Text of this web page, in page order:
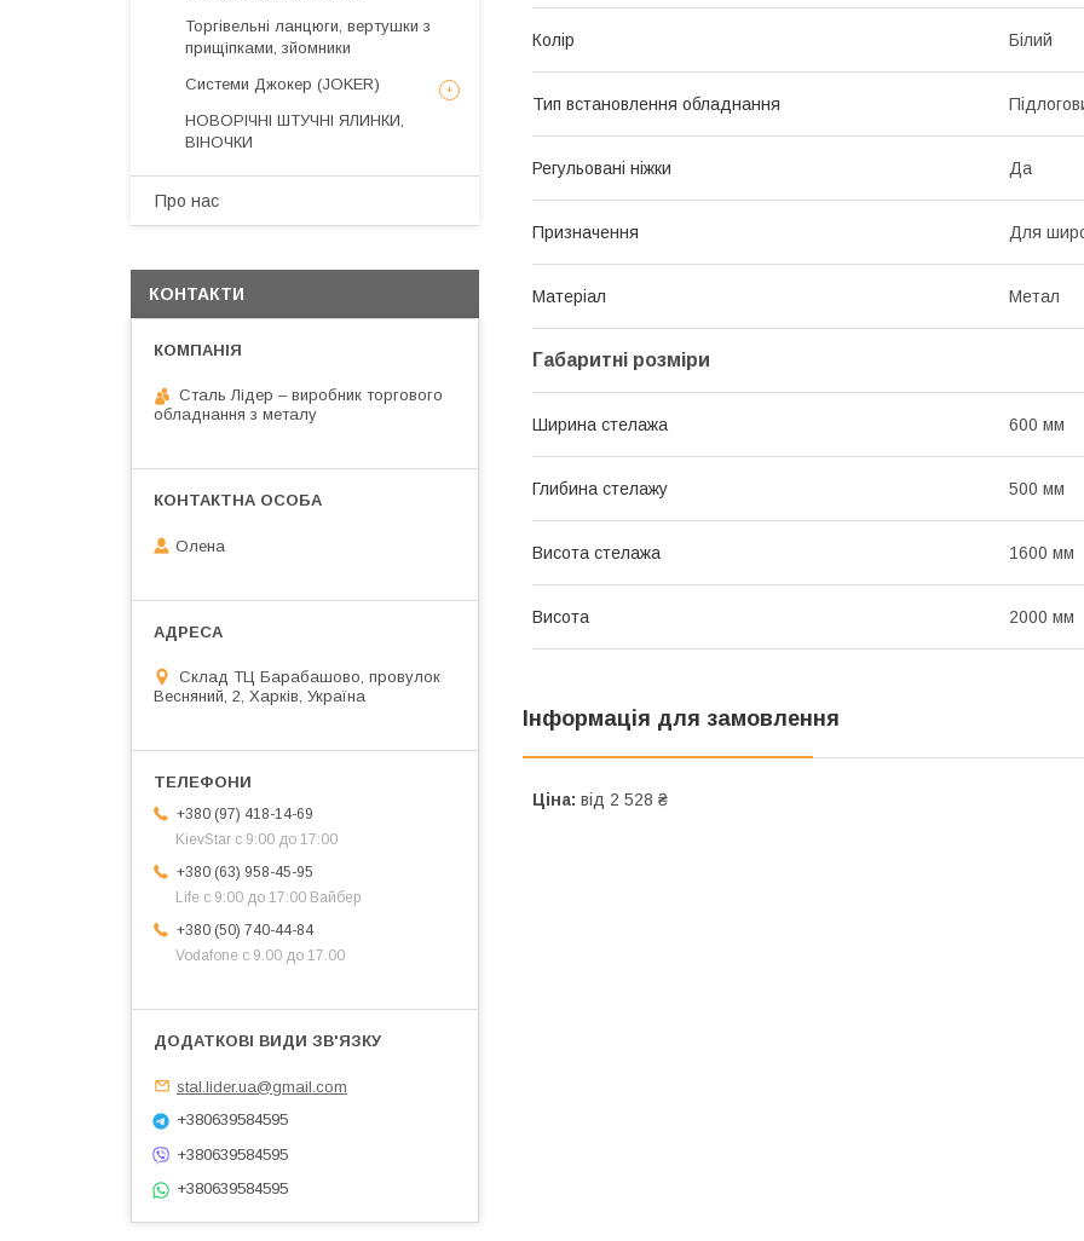
Колір Білий
Тип встановлення обладнання
Регульовані ніжки Да
Призначення Для
Матеріал Метал
Габаритні розміри
Ширина стелажа 600 мм
Глибина стелажу 500 мм
Висота стелажа 1600 мм
Висота 2000 мм
Інформація для замовлення
Ціна: від 2 528 ₴
Торгівельні ланцюги, вертушки з
прищіпками, зйомники
Системи Джокер (JOKER)
НОВОРІЧНІ ШТУЧНІ ЯЛИНКИ,
ВІНОЧКИ
Про нас
КОНТАКТИ
Сталь Лідер – виробник торгового
обладнання з металу
Олена
Склад ТЦ Барабашово, провулок
Весняний, 2, Харків, Україна
+380 (97) 418-14-69
KievStar с 9:00 до 17:00
+380 (63) 958-45-95
Life с 9:00 до 17:00 Вайбер
+380 (50) 740-44-84
Vodafone с 9.00 до 17.00
stal.lider.ua@gmail.com
+380639584595
+380639584595
+380639584595